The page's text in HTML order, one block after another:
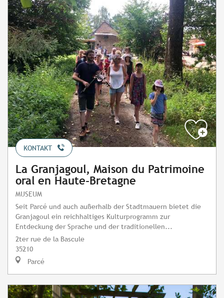
KONTAKT
La Granjagoul, Maison du Patrimoine
oral en Haute-Bretagne
MUSEUM
Seit Parcé und auch außerhalb der Stadtmauern bietet die
Granjagoul ein reichhaltiges Kulturprogramm zur
Entdeckung der Sprache und der traditionellen...
2ter rue de la Bascule
35210
Parcé